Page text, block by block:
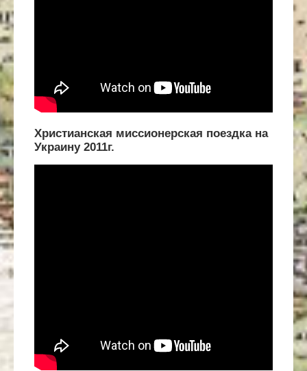
Христианская миссионерская поездка на
Украину 2011г.